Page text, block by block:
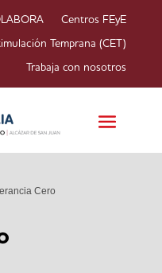
Centros FEyE
Temprana (CET)
Trabaja con nosotros
Cero